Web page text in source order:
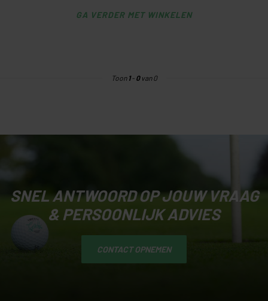
GA VERDER MET WINKELEN
Toon 1- 0van 0
SNEL ANTWOORD OP JOUW VRAAG
& PERSOONLIJK ADVIES
CONTACT OPNEMEN